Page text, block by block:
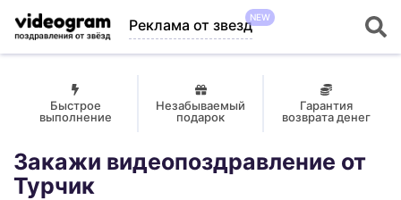
Реклама от звездNEW
Быстрое
выполнение
Незабываемый
подарок
Гарантия
возврата денег
Закажи видеопоздравление от
Турчик